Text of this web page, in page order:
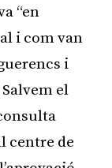
“en
i com van
i
el
centre de